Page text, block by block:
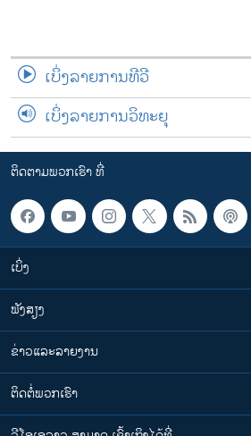
ເບິ່ງລາຍການທີວີ
ເບິ່ງລາຍການວິທະຍຸ
ຕິດຕາມພວກເຮົາ ທີ່
ເບິ່ງ
ຟັງສຽງ
ຂ່າວແລະລາຍງານ
ຕິດຕໍ່ພວກເຮົາ